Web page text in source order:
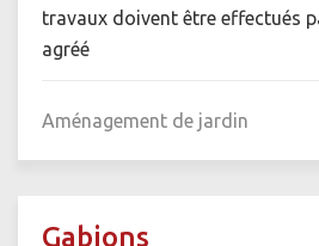
travaux doivent être effectués
agréé
Aménagement de jardin
Gabions